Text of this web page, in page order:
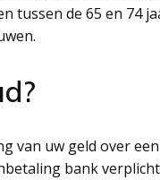
tussen de 65 en 74
van uw geld over
bank